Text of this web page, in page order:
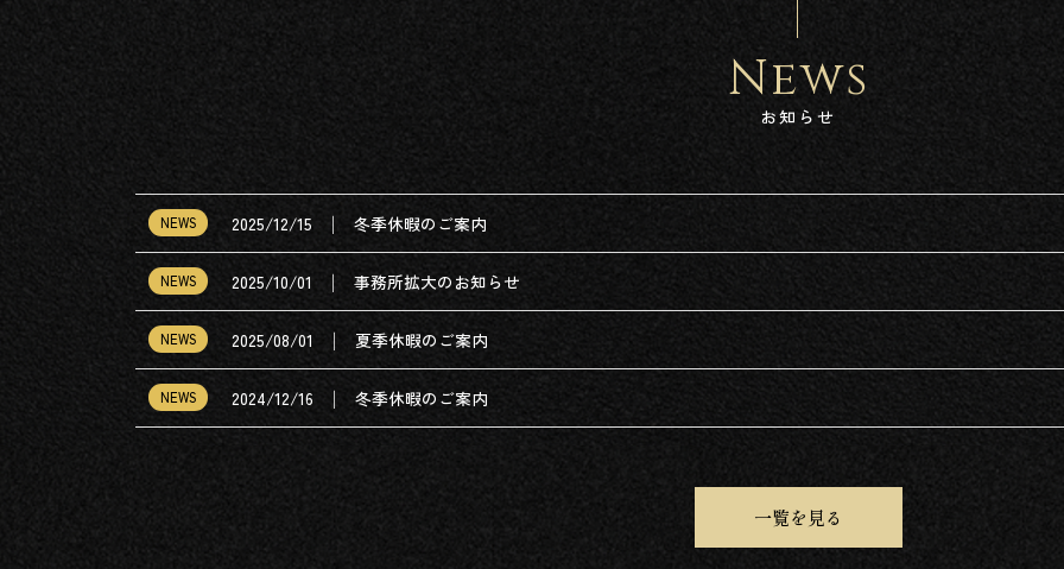
News
お知らせ
NEWS 2025/12/15 │ 冬季休暇のご案内
NEWS 2025/10/01 │ 事務所拡大のお知らせ
NEWS 2025/08/01 │ 夏季休暇のご案内
NEWS 2024/12/16 │ 冬季休暇のご案内
一覧を見る